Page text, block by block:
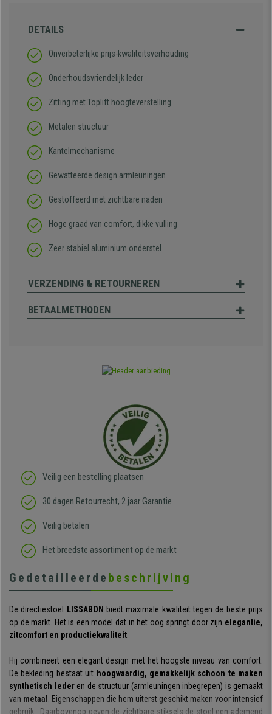
DETAILS
Onverbeterlijke prijs-kwaliteitsverhouding
Onderhoudsvriendelijk leder
Zitting met Toplift hoogteverstelling
Metalen structuur
Kantelmechanisme
Gewatteerde design armleuningen
Gestoffeerd met zichtbare naden
Hoge graad van comfort, dikke vulling
Zeer stabiel aluminium onderstel
VERZENDING & RETOURNEREN
BETAALMETHODEN
Veilig een bestelling plaatsen
30 dagen Retourrecht, 2 jaar Garantie
Veilig betalen
Het breedste assortiment op de markt
Gedetailleerde beschrijving
De directiestoel LISSABON biedt maximale kwaliteit tegen de beste prijs
op de markt. Het is een model dat in het oog springt door zijn elegantie,
zitcomfort en productiekwaliteit.
Hij combineert een elegant design met het hoogste niveau van comfort.
De bekleding bestaat uit hoogwaardig, gemakkelijk schoon te maken
synthetisch lederen de structuur (armleuningen inbegrepen) is gemaakt
van metaal. Eigenschappen die hem uiterst geschikt maken voor intensief
gebruik. Daarbovenop geven de zichtbare stiksels de stoel een ademend